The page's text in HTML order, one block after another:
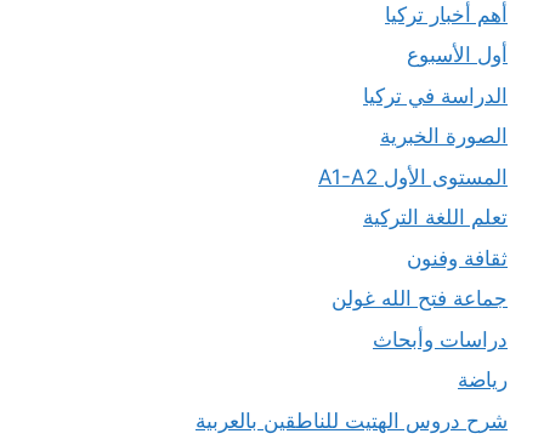
أهم أخبار تركيا
أول الأسبوع
الدراسة في تركيا
الصورة الخبرية
المستوى الأول A1-A2
تعلم اللغة التركية
ثقافة وفنون
جماعة فتح الله غولن
دراسات وأبحاث
رياضة
شرح دروس الهتيت للناطقين بالعربية